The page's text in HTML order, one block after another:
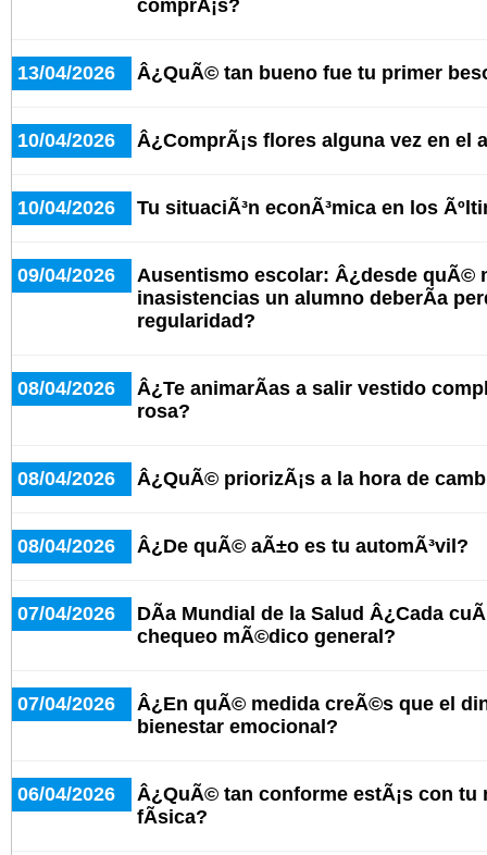
comprÃ¡s?
13/04/2026 Â¿QuÃ© tan bueno fue tu primer
10/04/2026 Â¿ComprÃ¡s flores alguna vez en el
10/04/2026 Tu situaciÃ³n econÃ³mica en los
09/04/2026
Ausentismo escolar: Â¿desde quÃ©
inasistencias un alumno deberÃ­a
regularidad?
08/04/2026
Â¿Te animarÃ­as a salir vestido
rosa?
08/04/2026 Â¿QuÃ© priorizÃ¡s a la hora de
08/04/2026 Â¿De quÃ© aÃ±o es tu automÃ³vil?
07/04/2026
DÃ­a Mundial de la Salud Â¿Cada
chequeo mÃ©dico general?
07/04/2026
Â¿En quÃ© medida creÃ©s que el
bienestar emocional?
06/04/2026
Â¿QuÃ© tan conforme estÃ¡s con tu
fÃ­sica?